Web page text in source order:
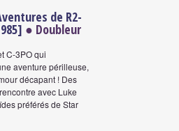
de R2-
● Doubleur
C-3PO qui
aventure périlleuse,
décapant ! Des
avec Luke
préférés de Star